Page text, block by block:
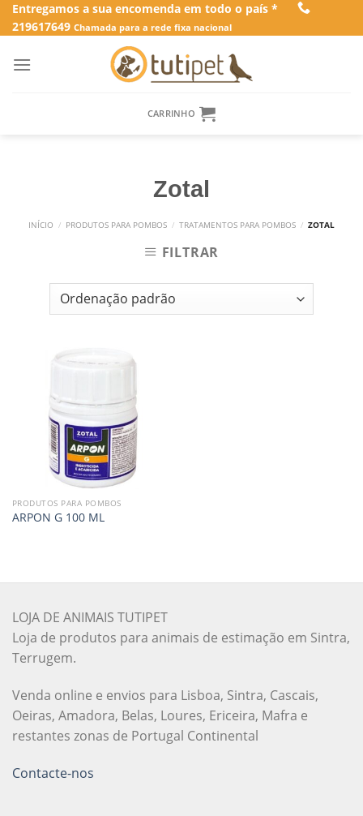
SkipEntregamos a sua encomenda em todo o país *
219617649 Chamada para a rede fixa nacional
CARRINHO
Zotal
INÍCIO / PRODUTOS PARA POMBOS / TRATAMENTOS PARA POMBOS / ZOTAL
FILTRAR
PRODUTOS PARA POMBOS
ARPON G 100 ML
LOJA DE ANIMAIS TUTIPET
Loja de produtos para animais de estimação em Sintra,
Terrugem.
Venda online e envios para Lisboa, Sintra, Cascais,
Oeiras, Amadora, Belas, Loures, Ericeira, Mafra e
restantes zonas de Portugal Continental
Contacte-nos